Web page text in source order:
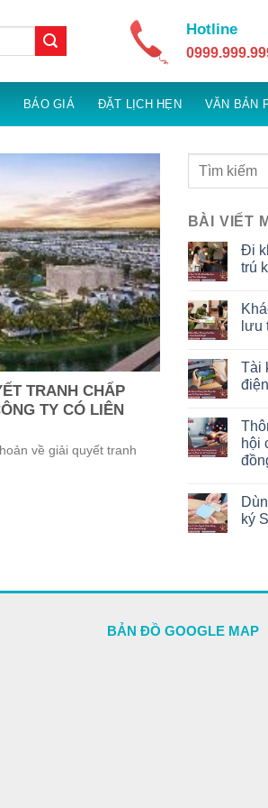
Hotline
BÁO GIÁ ĐẶT LỊCH HẸN VĂN BẢN
TRANH CHẤP
TY CÓ LIÊN
về giải quyết tranh
BÀI VIẾT
Đi
trú
lưu
Tài
hội
ký
BẢN ĐỒ GOOGLE MAP